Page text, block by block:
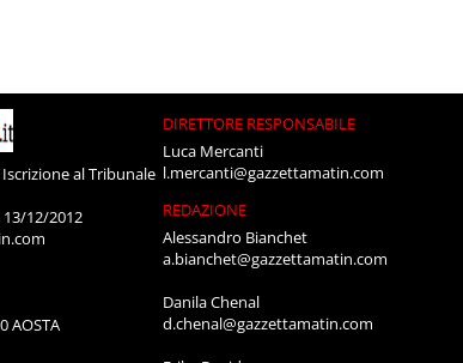
al Tribunale
12/2012
AOSTA
DIRETTORE RESPONSABILE
Luca Mercanti
l.mercanti@gazzettamatin.com
REDAZIONE
Alessandro Bianchet
a.bianchet@gazzettamatin.com
Danila Chenal
d.chenal@gazzettamatin.com